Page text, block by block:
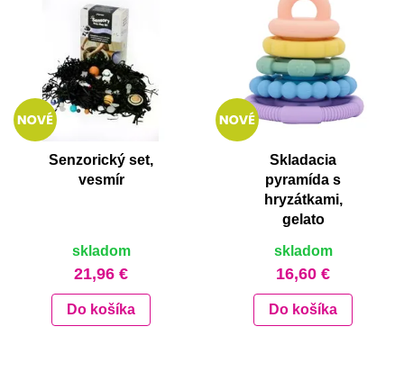
Senzorický set,
vesmír
skladom
21,96 €
Do košíka
Skladacia
pyramída s
hryzátkami,
gelato
skladom
16,60 €
Do košíka